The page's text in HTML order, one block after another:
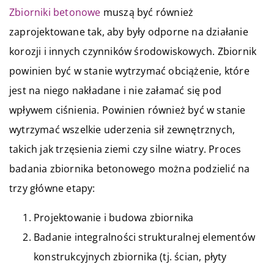
Zbiorniki betonowe muszą być również
zaprojektowane tak, aby były odporne na działanie
korozji i innych czynników środowiskowych. Zbiornik
powinien być w stanie wytrzymać obciążenie, które
jest na niego nakładane i nie załamać się pod
wpływem ciśnienia. Powinien również być w stanie
wytrzymać wszelkie uderzenia sił zewnętrznych,
takich jak trzęsienia ziemi czy silne wiatry. Proces
badania zbiornika betonowego można podzielić na
trzy główne etapy:
Projektowanie i budowa zbiornika
Badanie integralności strukturalnej elementów
konstrukcyjnych zbiornika (tj. ścian, płyty